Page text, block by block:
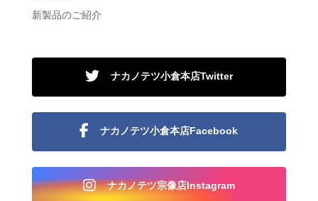
新製品のご紹介
ナカノテツ小倉本店Twitter
ナカノテツ小倉本店Facebook
ナカノテツ宗像店Instagram